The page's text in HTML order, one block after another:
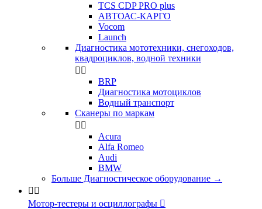
TCS CDP PRO plus
АВТОАС-КАРГО
Vocom
Launch
Диагностика мототехники, снегоходов,
квадроциклов, водной техники
 
BRP
Диагностика мотоциклов
Водный транспорт
Сканеры по маркам
 
Acura
Alfa Romeo
Audi
BMW
Больше Диагностическое оборудование →
 
Мотор-тестеры и осциллографы 